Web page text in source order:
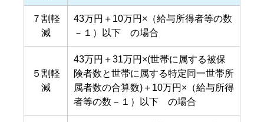
７割軽
減
43万円＋10万円×（給与所得者等の数
－１）以下 の場合
５割軽
減
43万円＋31万円×(世帯に属する被保
険者数と世帯に属する特定同一世帯所
属者数の合算数)＋10万円×（給与所得
者等の数－１）以下 の場合